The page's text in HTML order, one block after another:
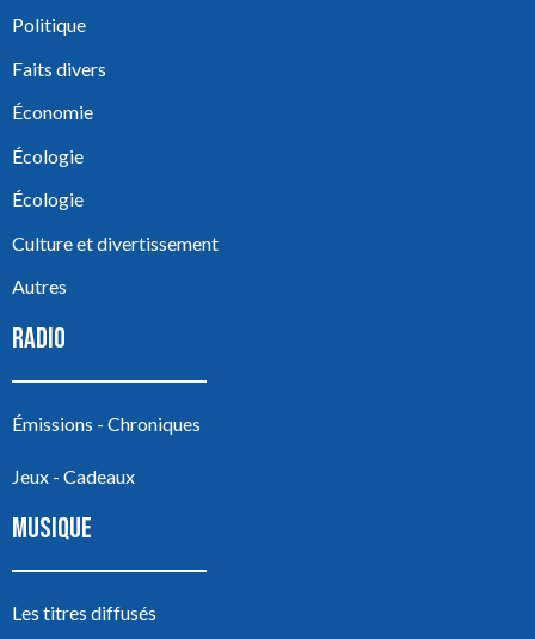
Politique
Faits divers
Économie
Écologie
Écologie
Culture et divertissement
Autres
RADIO
Émissions - Chroniques
Jeux - Cadeaux
MUSIQUE
Les titres diffusés